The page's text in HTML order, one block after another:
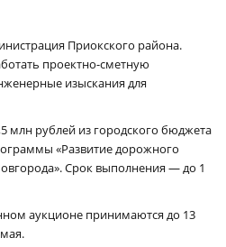
Приокского района.
проектно-сметную
изыскания для
млн рублей из городского бюджета
«Развитие дорожного
Срок выполнения — до 1
аукционе принимаются до 13